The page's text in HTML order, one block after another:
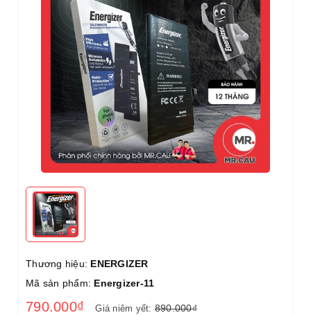
Thương hiệu: ENERGIZER
Mã sản phẩm: Energizer-11
790.000₫ Giá niêm yết:890.000₫